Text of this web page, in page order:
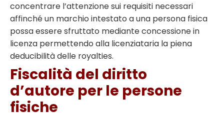
concentrare l’attenzione sui requisiti necessari
affinché un marchio intestato a una persona fisica
possa essere sfruttato mediante concessione in
licenza permettendo alla licenziataria la piena
deducibilità delle royalties.
Fiscalità del diritto
d’autore per le persone
fisiche